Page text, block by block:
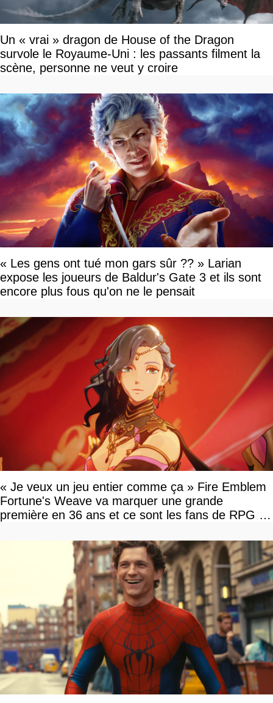
Un « vrai » dragon de House of the Dragon
survole le Royaume-Uni : les passants filment la
scène, personne ne veut y croire
« Les gens ont tué mon gars sûr ?? » Larian
expose les joueurs de Baldur's Gate 3 et ils sont
encore plus fous qu'on ne le pensait
« Je veux un jeu entier comme ça » Fire Emblem
Fortune's Weave va marquer une grande
première en 36 ans et ce sont les fans de RPG en